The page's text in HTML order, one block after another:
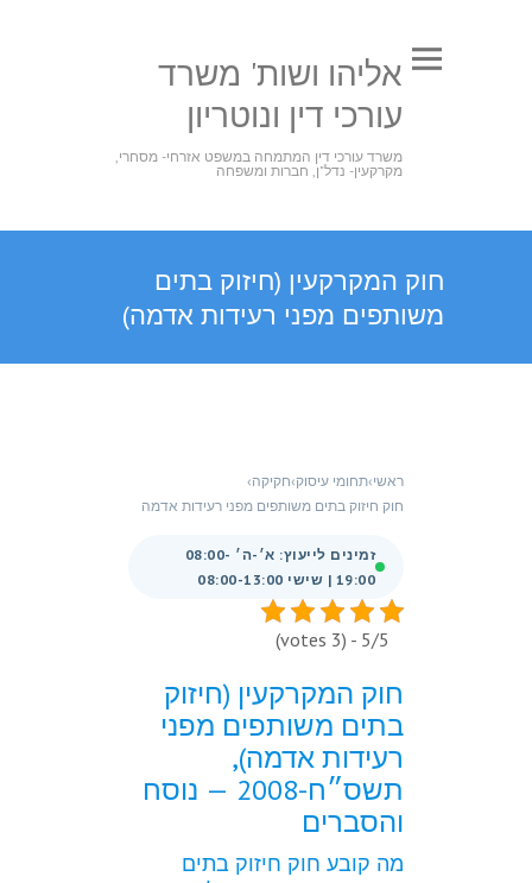
אליהו ושות' משרד
עורכי דין ונוטריון
משרד עורכי דין המתמחה במשפט אזרחי- מסחרי,
מקרקעין- נדל"ן, חברות ומשפחה
חוק המקרקעין (חיזוק בתים
משותפים מפני רעידות אדמה)
ראשי›תחומי עיסוק›חקיקה›
חוק חיזוק בתים משותפים מפני רעידות אדמה
זמינים לייעוץ: א׳-ה׳ 08:00-
19:00 | שישי 08:00-13:00
5/5 - (3 votes)
חוק המקרקעין (חיזוק
בתים משותפים מפני
רעידות אדמה),
תשס״ח-2008 — נוסח
והסברים
מה קובע חוק חיזוק בתים